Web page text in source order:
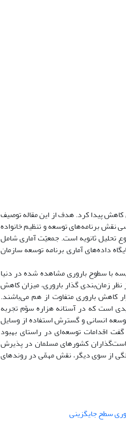
پیدا کرد. هدف از این مقاله توصیف
کشورهاى مسلمان در طول دوره 1980ـ2005 و بررسى نقش برنامه‌هاى توسعه و تنظیم خانواده
تحلیل ثانویه است. جمعیّت آمارى شامل
از پایگاه داده‌هاى آمارى برنامه توسعه سازمان
با سطوح بارورى مشاهده شده در دنیا
زمان‌بندى گذار بارورى، میزان کاهش
کاهش بارورى متفاوت از هم مى‌باشند.
است که در آستانه هزاره سوّم تجربه
انسانى و گسترش استفاده از وسایل
اقدامات توسعه‌اى در راستاى بهبود
کشورهاى مسلمان در پذیرش
از سوى دیگر، نقش مهمّى در روندهاى
سطح جایگزینى